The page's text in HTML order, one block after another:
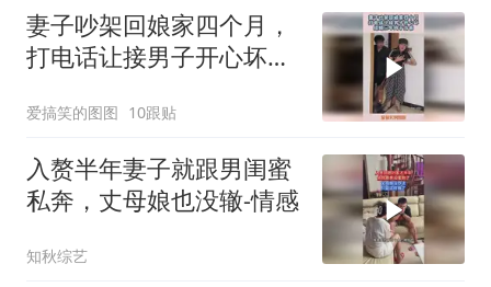
妻子吵架回娘家四个月，
打电话让接男子开心坏，
爱搞笑的图图 10跟贴
入赘半年妻子就跟男闺蜜
私奔，丈母娘也没辙-情感
知秋综艺